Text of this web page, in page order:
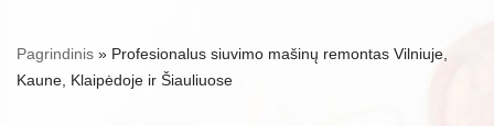
Pagrindinis » Profesionalus siuvimo mašinų remontas Vilniuje,
Kaune, Klaipėdoje ir Šiauliuose